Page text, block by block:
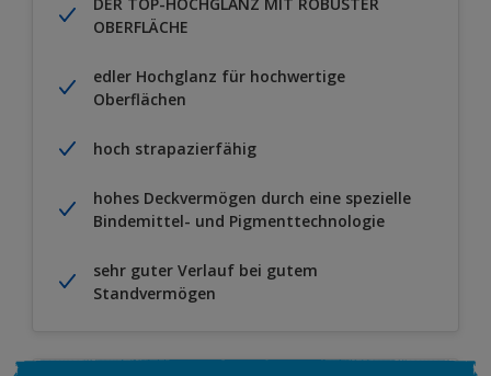
OBERFLÄCHE
edler Hochglanz für hochwertige
Oberflächen
hoch strapazierfähig
hohes Deckvermögen durch eine spezielle
Bindemittel- und Pigmenttechnologie
sehr guter Verlauf bei gutem
Standvermögen